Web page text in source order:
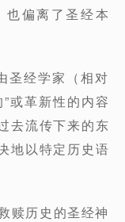
偏离了圣经本
圣经学家（相对
或革新性的内容
去流传下来的东
地以特定历史语
赎历史的圣经神